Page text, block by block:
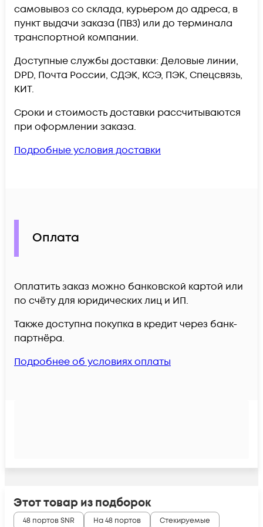
самовывоз со склада, курьером до адреса, в
пункт выдачи заказа (ПВЗ) или до терминала
транспортной компании.
Доступные службы доставки: Деловые линии,
DPD, Почта России, СДЭК, КСЭ, ПЭК, Спецсвязь,
КИТ.
Сроки и стоимость доставки рассчитываются
при оформлении заказа.
Подробные условия доставки
Оплата
Оплатить заказ можно банковской картой или
по счёту для юридических лиц и ИП.
Также доступна покупка в кредит через банк-
партнёра.
Подробнее об условиях оплаты
Этот товар из подборок
48 портов SNR На 48 портов
Стекируемые